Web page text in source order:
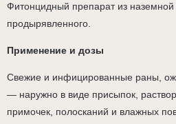
Фитонцидный препарат из наземной
продырявленного.
Применение и дозы
Свежие и инфицированные раны,
— наружно в виде присыпок,
примочек, полосканий и влажных